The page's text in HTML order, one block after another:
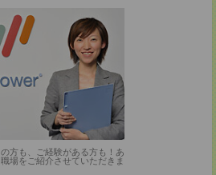
方も、ご経験がある方も！あ
場をご紹介させていただきま